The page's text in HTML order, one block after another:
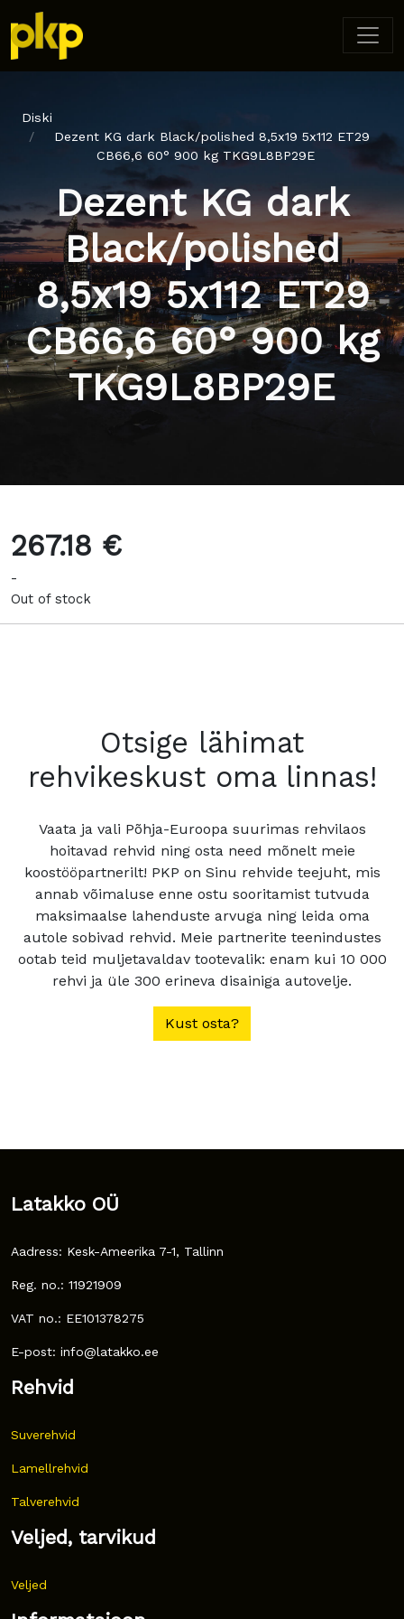
Diski
Dezent KG dark Black/polished 8,5x19 5x112 ET29
CB66,6 60° 900 kg TKG9L8BP29E
Dezent KG dark
Black/polished
8,5x19 5x112 ET29
CB66,6 60° 900 kg
TKG9L8BP29E
267.18 €
-
Out of stock
Otsige lähimat
rehvikeskust oma linnas!
Vaata ja vali Põhja-Euroopa suurimas rehvilaos
hoitavad rehvid ning osta need mõnelt meie
koostööpartnerilt! PKP on Sinu rehvide teejuht, mis
annab võimaluse enne ostu sooritamist tutvuda
maksimaalse lahenduste arvuga ning leida oma
autole sobivad rehvid. Meie partnerite teenindustes
ootab teid muljetavaldav tootevalik: enam kui 10 000
rehvi ja üle 300 erineva disainiga autovelje.
Kust osta?
Latakko OÜ
Aadress: Kesk-Ameerika 7-1, Tallinn
Reg. no.: 11921909
VAT no.: EE101378275
E-post: info@latakko.ee
Rehvid
Suverehvid
Lamellrehvid
Talverehvid
Veljed, tarvikud
Veljed